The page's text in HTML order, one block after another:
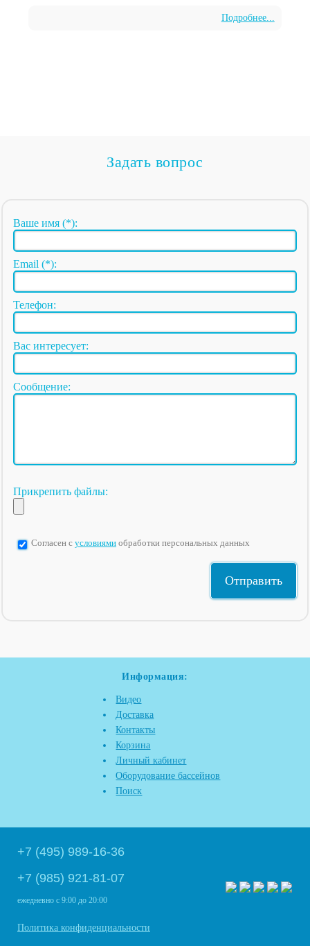
Подробнее...
Задать вопрос
Ваше имя (*):
Email (*):
Телефон:
Вас интересует:
Сообщение:
Прикрепить файлы:
Согласен с условиями обработки персональных данных
Информация:
Видео
Доставка
Контакты
Корзина
Личный кабинет
Оборудование бассейнов
Поиск
+7 (495) 989-16-36
+7 (985) 921-81-07
ежедневно с 9:00 до 20:00
Политика конфиденциальности